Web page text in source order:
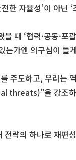
한 자율성’이 아닌
때 ‘협력·공동·포
는가엔 의구심이 들
주도하고, 우리는
threats)”을 강조
전략의 하나로 재편